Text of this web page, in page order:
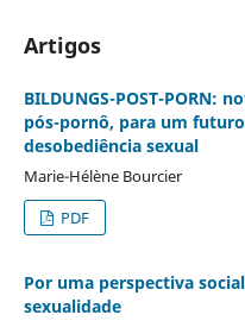
Artigos
BILDUNGS-POST-PORN:
pós-pornô, para um
desobediência sexual
Marie-Hélène Bourcier
PDF
Por uma perspectiva
sexualidade